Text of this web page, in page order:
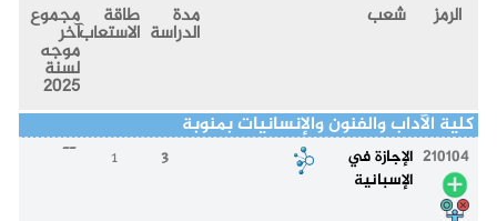
الرمز شعب مدة
الدراسة
طاقة
الاستعاب
مجموع
آخر
موجه
لسنة
2025
كلية الآداب والفنون والإنسانيات بمنوبة
210104 الإجازة في
الإسبانية
3
1
--